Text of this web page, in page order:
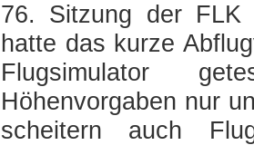
76. Sitzung der FLK
hatte das kurze
Flugsimulator
Höhenvorgaben nur
scheitern auch